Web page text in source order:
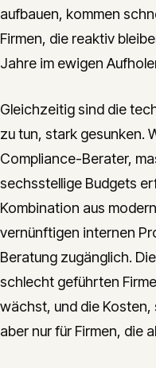
aufbauen, kommen
Firmen, die reaktiv
Jahre im ewigen
Gleichzeitig sind die
zu tun, stark gesunken.
Compliance-Berater,
sechsstellige Budgets
Kombination aus
vernünftigen internen
Beratung zugänglich.
schlecht geführten
wächst, und die
aber nur für Firmen, die